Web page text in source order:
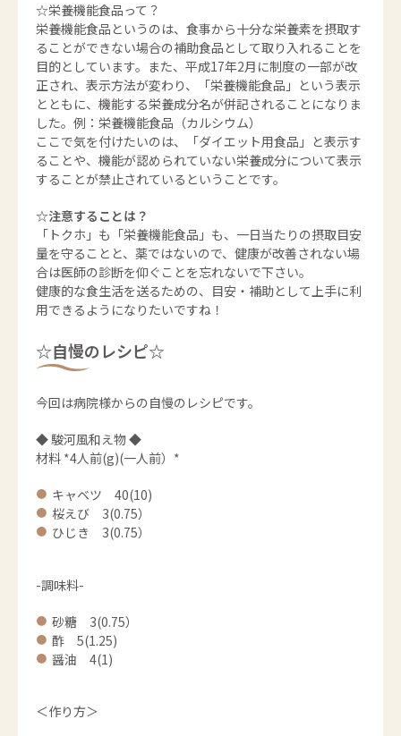
☆栄養機能食品って？
栄養機能食品というのは、食事から十分な栄養素を摂取す
ることができない場合の補助食品として取り入れることを
目的としています。また、平成17年2月に制度の一部が改
正され、表示方法が変わり、「栄養機能食品」という表示
とともに、機能する栄養成分名が併記されることになりま
した。例：栄養機能食品（カルシウム）
ここで気を付けたいのは、「ダイエット用食品」と表示す
ることや、機能が認められていない栄養成分について表示
することが禁止されているということです。
☆注意することは？
「トクホ」も「栄養機能食品」も、一日当たりの摂取目安
量を守ることと、薬ではないので、健康が改善されない場
合は医師の診断を仰ぐことを忘れないで下さい。
健康的な食生活を送るための、目安・補助として上手に利
用できるようになりたいですね！
☆自慢のレシピ☆
今回は病院様からの自慢のレシピです。
◆ 駿河風和え物 ◆
材料 *4人前(g)(一人前）*
キャベツ 40(10)
桜えび 3(0.75）
ひじき 3(0.75）
-調味料-
砂糖 3(0.75）
酢 5(1.25)
醤油 4(1)
＜作り方＞